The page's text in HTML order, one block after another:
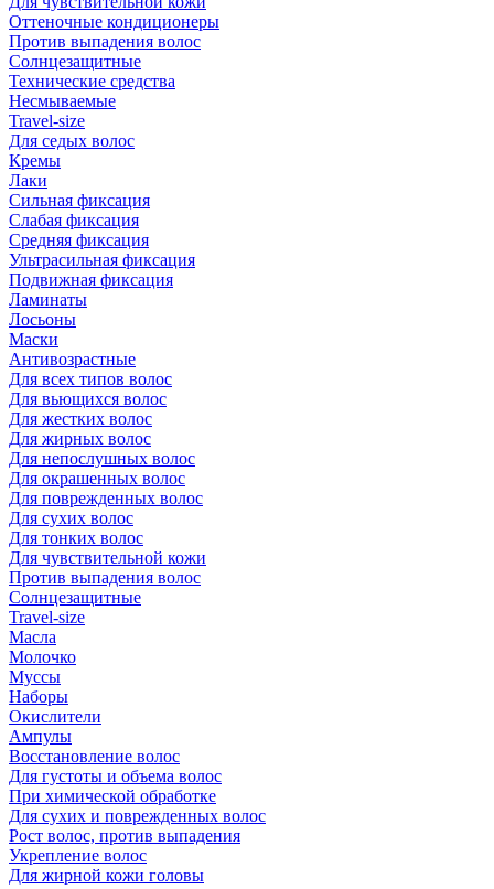
Оттеночные кондиционеры
Против выпадения волос
Солнцезащитные
Технические средства
Несмываемые
Travel-size
Для седых волос
Кремы
Лаки
Сильная фиксация
Слабая фиксация
Средняя фиксация
Ультрасильная фиксация
Подвижная фиксация
Ламинаты
Лосьоны
Маски
Антивозрастные
Для всех типов волос
Для вьющихся волос
Для жестких волос
Для жирных волос
Для непослушных волос
Для окрашенных волос
Для поврежденных волос
Для сухих волос
Для тонких волос
Для чувствительной кожи
Против выпадения волос
Солнцезащитные
Travel-size
Масла
Молочко
Муссы
Наборы
Окислители
Ампулы
Восстановление волос
Для густоты и объема волос
При химической обработке
Для сухих и поврежденных волос
Рост волос, против выпадения
Укрепление волос
Для жирной кожи головы